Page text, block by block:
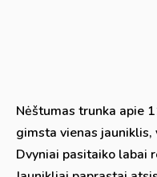
Nėštumas trunka apie
gimsta vienas
Dvyniai pasitaiko labai